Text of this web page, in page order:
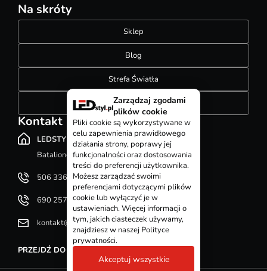
Na skróty
Sklep
Blog
Strefa Światła
Konfigurator szynoprzewodów
Kontakt
LEDSTYL.pl
Batalionów Chłopskich 12, 94-058 Łódź
506 336 320
690 257 092
kontakt@ledstyl.pl
PRZEJDŹ DO DZIAŁU KONTAKT
Zarządzaj zgodami
plików cookie
Pliki cookie są wykorzystywane w
celu zapewnienia prawidłowego
działania strony, poprawy jej
funkcjonalności oraz dostosowania
treści do preferencji użytkownika.
Możesz zarządzać swoimi
preferencjami dotyczącymi plików
cookie lub wyłączyć je w
ustawieniach. Więcej informacji o
tym, jakich ciasteczek używamy,
znajdziesz w naszej Polityce
prywatności.
Akceptuj wszystkie